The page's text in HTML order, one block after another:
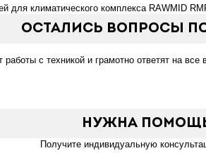
для климатического комплекса RAWMID
Остались вопросы
с техникой и грамотно ответят на
Нужна
Получите индивидуальную